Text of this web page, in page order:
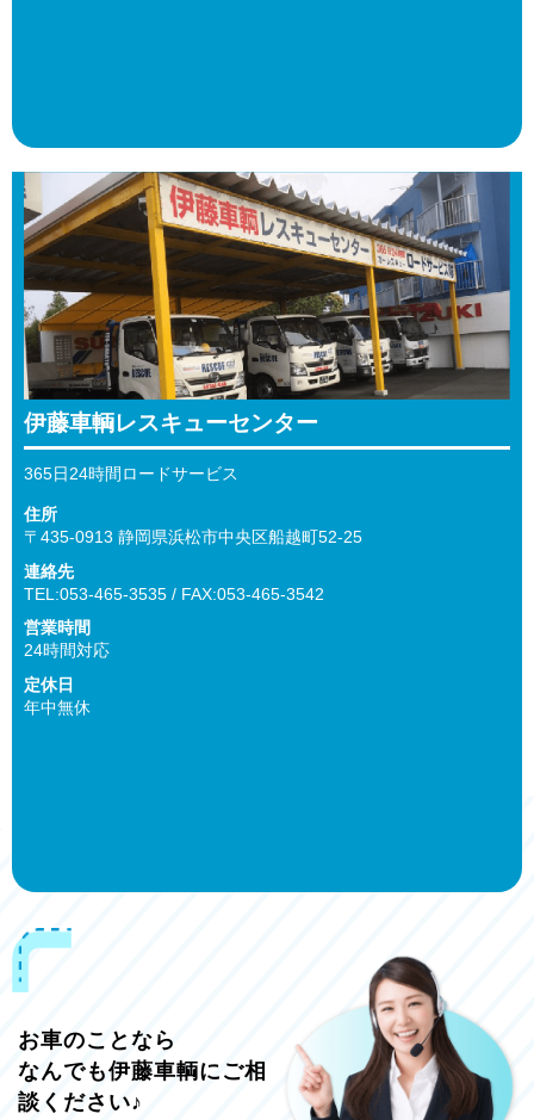
伊藤車輌レスキューセンター
365日24時間ロードサービス
住所
〒435-0913 静岡県浜松市中央区船越町52-25
連絡先
TEL:053-465-3535 / FAX:053-465-3542
営業時間
24時間対応
定休日
年中無休
お車のことなら
なんでも伊藤車輌にご相
談ください♪